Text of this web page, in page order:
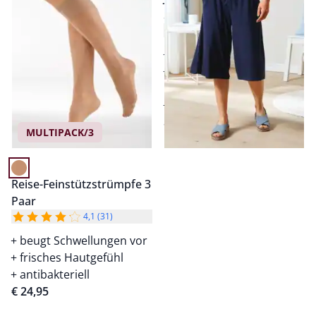
MULTIPACK/3
Reise-Feinstützstrümpfe 3
Paar
4,1 (31)
beugt Schwellungen vor
frisches Hautgefühl
antibakteriell
€ 24,95
Schlupfbund
4,6 (16)
weiche. leichte Viskose
bewegungsfreundlicher
Jersey
elastischer Schlupfbund
ab
€ 59,95